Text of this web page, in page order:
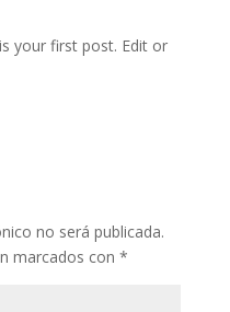
your first post. Edit or
no será publicada.
marcados con *